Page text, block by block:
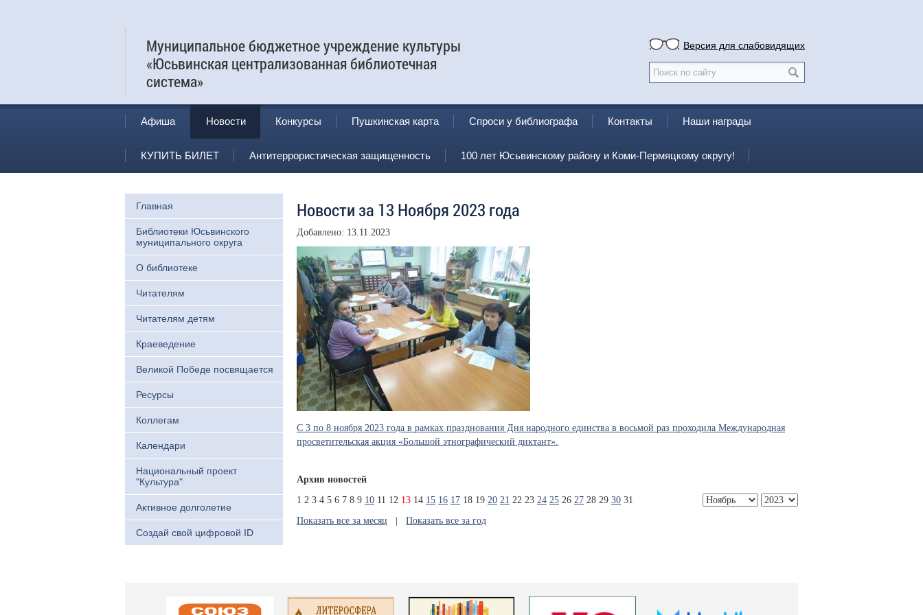
Муниципальное бюджетное учреждение культуры
«Юсьвинская централизованная библиотечная
система»
Версия для слабовидящих
Афиша Новости Конкурсы Пушкинская карта Спроси у библиографа Контакты Наши награды
КУПИТЬ БИЛЕТ Антитеррористическая защищенность 100 лет Юсьвинскому району и Коми-Пермяцкому округу!
Главная
Библиотеки Юсьвинского
муниципального округа
О библиотеке
Читателям
Читателям детям
Краеведение
Великой Победе посвящается
Ресурсы
Коллегам
Календари
Национальный проект
"Культура"
Активное долголетие
Создай свой цифровой ID
Новости за 13 Ноября 2023 года
Добавлено: 13.11.2023
С 3 по 8 ноября 2023 года в рамках празднования Дня народного единства в восьмой раз проходила Международная
просветительская акция «Большой этнографический диктант».
Архив новостей
1 2 3 4 5 6 7 8 9 10 11 12 13 14 15 16 17 18 19 20 21 22 23 24 25 26 27 28 29 30 31
Показать все за месяц
Показать все за год